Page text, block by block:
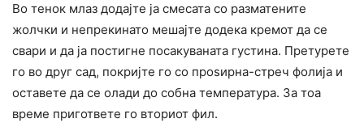
Во тенок млаз додајте ја смесата со разматените
жолчки и непрекинато мешајте додека кремот да се
свари и да ја постигне посакуваната густина. Претурете
го во друг сад, покријте го со проѕирна-стреч фолија и
оставете да се олади до собна температура. За тоа
време пригответе го вториот фил.